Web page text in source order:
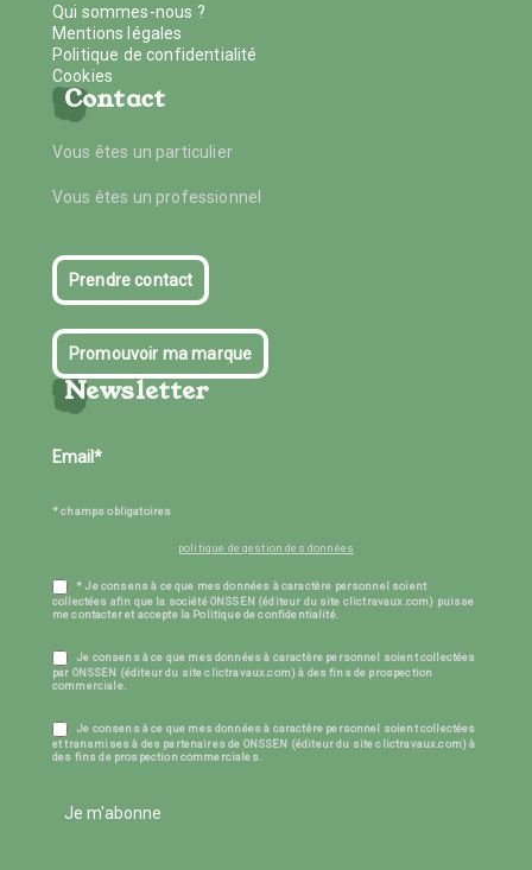
Qui sommes-nous ?
Mentions légales
Politique de confidentialité
Cookies
Contact
Vous êtes un particulier
Vous êtes un professionnel
Prendre contact
Promouvoir ma marque
Newsletter
* champs obligatoires
politique de gestion des données
* Je consens à ce que mes données à caractère personnel soient
collectées afin que la société ONSSEN (éditeur du site clictravaux.com) puisse
me contacter et accepte la Politique de confidentialité.
Je consens à ce que mes données à caractère personnel soient collectées
par ONSSEN (éditeur du site clictravaux.com) à des fins de prospection
commerciale.
Je consens à ce que mes données à caractère personnel soient collectées
et transmises à des partenaires de ONSSEN (éditeur du site clictravaux.com) à
des fins de prospection commerciales.
Je m'abonne